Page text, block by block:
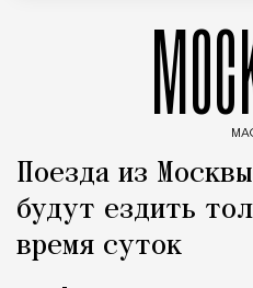
Поезда из
будут ездить
время суток